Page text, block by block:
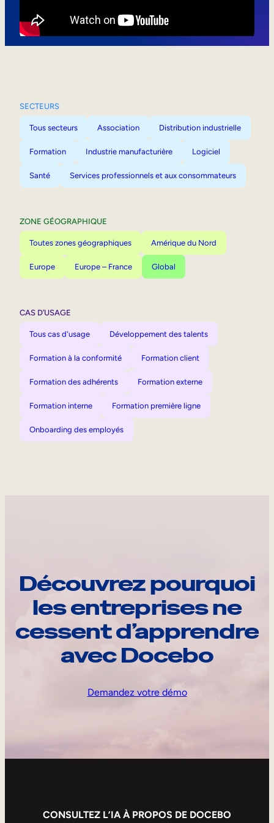
SECTEURS
Tous secteurs Association Distribution industrielle
Formation Industrie manufacturière Logiciel
Santé Services professionnels et aux consommateurs
ZONE GÉOGRAPHIQUE
Toutes zones géographiques Amérique du Nord
Europe Europe – France Global
CAS D’USAGE
Tous cas d'usage Développement des talents
Formation à la conformité Formation client
Formation des adhérents Formation externe
Formation interne Formation première ligne
Onboarding des employés
Découvrez pourquoi
les entreprises ne
cessent d’apprendre
avec Docebo
Demandez votre démo
CONSULTEZ L’IA À PROPOS DE DOCEBO